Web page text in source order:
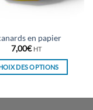
en papier
7,00€ HT
DES OPTIONS